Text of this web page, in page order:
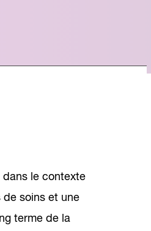
dans le contexte
de soins et une
terme de la